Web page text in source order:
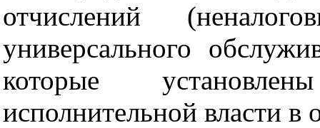
отчислений
универсального
которые
исполнительной власти в